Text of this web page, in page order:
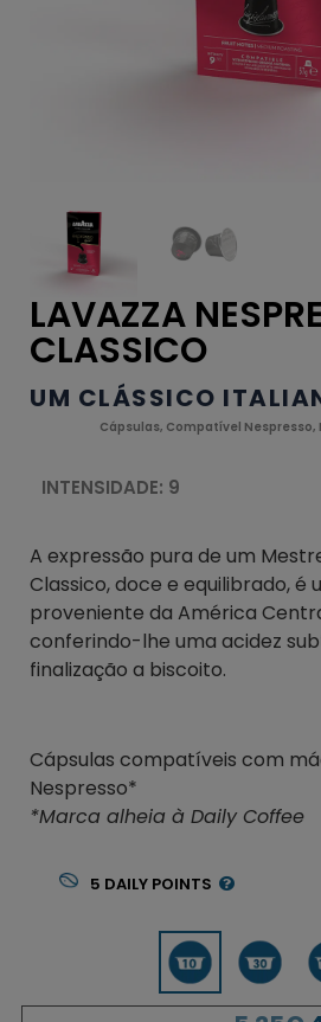
LAVAZZA
CLASSICO
UM CLÁSSICO
Cápsulas, Compatível Nespresso,
INTENSIDADE: 9
A expressão pura de um
Classico, doce e equilibrado, é
proveniente da América
conferindo-lhe uma acidez
finalização a biscoito.
Cápsulas compatíveis com
Nespresso*
*Marca alheia à Daily Coffee
5 DAILY POINTS